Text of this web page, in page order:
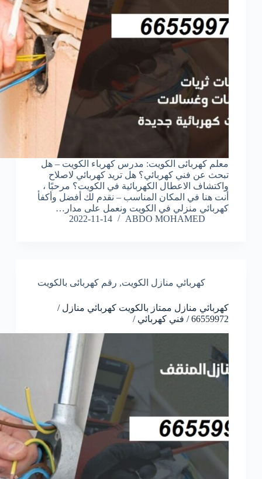
معلم كهربائى الكويت: مدرس كهرباء الكويت – هل
تبحث عن فني كهربائي؟ هل تريد كهربائي لاصلاح
واكتشاف الاعطال الكهربائية في الكويت؟ مرحبًا ،
أنت هنا في المكان المناسب – نقدم لك أفضل وأكفأ
كهربائي منزلي في الكويت ونعمل على مدار…
ABDO MOHAMED
2022-11-14
كهربائي منازل الكويت, رقم كهربائى بالكويت
كهربائي منازل ممتاز بالكويت كهربائي منازل /
66559972 / فني كهربائي /